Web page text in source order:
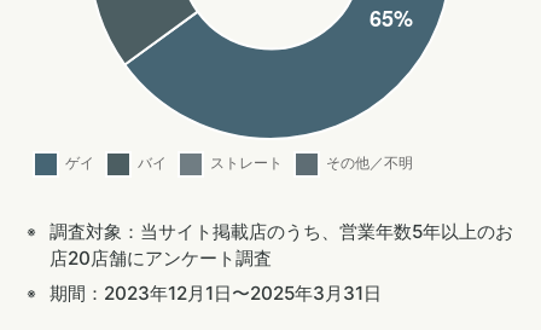
調査対象：当サイト掲載店のうち、営業年数5年以上のお
店20店舗にアンケート調査
期間：2023年12月1日〜2025年3月31日